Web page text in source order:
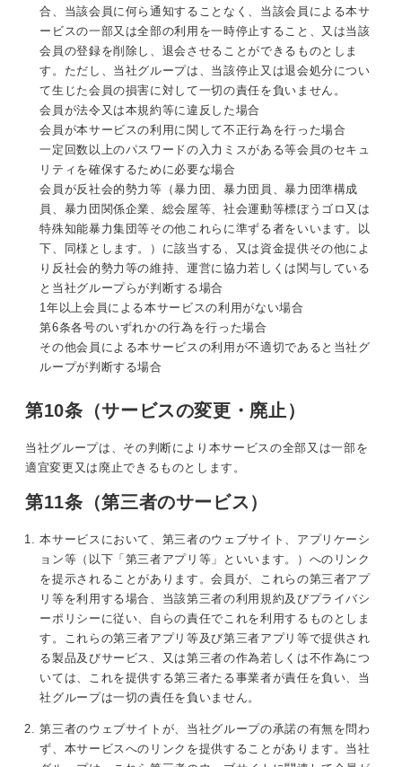
合、当該会員に何ら通知することなく、当該会員による本サ
ービスの一部又は全部の利用を一時停止すること、又は当該
会員の登録を削除し、退会させることができるものとしま
す。ただし、当社グループは、当該停止又は退会処分につい
て生じた会員の損害に対して一切の責任を負いません。
会員が法令又は本規約等に違反した場合
会員が本サービスの利用に関して不正行為を行った場合
一定回数以上のパスワードの入力ミスがある等会員のセキュ
リティを確保するために必要な場合
会員が反社会的勢力等（暴力団、暴力団員、暴力団準構成
員、暴力団関係企業、総会屋等、社会運動等標ぼうゴロ又は
特殊知能暴力集団等その他これらに準ずる者をいいます。以
下、同様とします。）に該当する、又は資金提供その他によ
り反社会的勢力等の維持、運営に協力若しくは関与している
と当社グループらが判断する場合
1年以上会員による本サービスの利用がない場合
第6条各号のいずれかの行為を行った場合
その他会員による本サービスの利用が不適切であると当社グ
ループが判断する場合
第10条（サービスの変更・廃止）
当社グループは、その判断により本サービスの全部又は一部を
適宜変更又は廃止できるものとします。
第11条（第三者のサービス）
本サービスにおいて、第三者のウェブサイト、アプリケーシ
ョン等（以下「第三者アプリ等」といいます。）へのリンク
を提示されることがあります。会員が、これらの第三者アプ
リ等を利用する場合、当該第三者の利用規約及びプライバシ
ーポリシーに従い、自らの責任でこれを利用するものとしま
す。これらの第三者アプリ等及び第三者アプリ等で提供され
る製品及びサービス、又は第三者の作為若しくは不作為につ
いては、これを提供する第三者たる事業者が責任を負い、当
社グループは一切の責任を負いません。
第三者のウェブサイトが、当社グループの承諾の有無を問わ
ず、本サービスへのリンクを提供することがあります。当社